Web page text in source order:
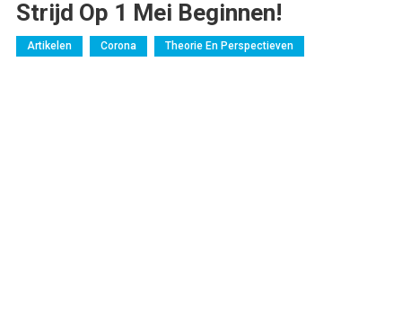
Strijd Op 1 Mei Beginnen!
Artikelen Corona Theorie En Perspectieven